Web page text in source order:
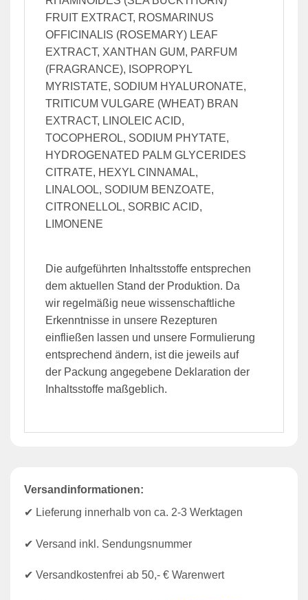
FRUIT EXTRACT, ROSMARINUS
OFFICINALIS (ROSEMARY) LEAF
EXTRACT, XANTHAN GUM, PARFUM
(FRAGRANCE), ISOPROPYL
MYRISTATE, SODIUM HYALURONATE,
TRITICUM VULGARE (WHEAT) BRAN
EXTRACT, LINOLEIC ACID,
TOCOPHEROL, SODIUM PHYTATE,
HYDROGENATED PALM GLYCERIDES
CITRATE, HEXYL CINNAMAL,
LINALOOL, SODIUM BENZOATE,
CITRONELLOL, SORBIC ACID,
LIMONENE
Die aufgeführten Inhaltsstoffe entsprechen
dem aktuellen Stand der Produktion. Da
wir regelmäßig neue wissenschaftliche
Erkenntnisse in unsere Rezepturen
einfließen lassen und unsere Formulierung
entsprechend ändern, ist die jeweils auf
der Packung angegebene Deklaration der
Inhaltsstoffe maßgeblich.
Versandinformationen:
✔ Lieferung innerhalb von ca. 2-3 Werktagen
✔ Versand inkl. Sendungsnummer
✔ Versandkostenfrei ab 50,- € Warenwert